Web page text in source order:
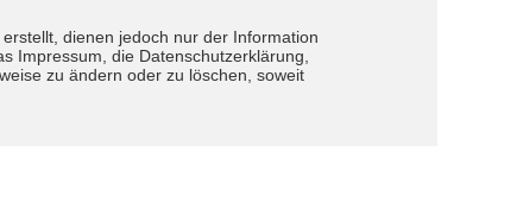
dienen jedoch nur der Information
Impressum, die Datenschutzerklärung,
zu ändern oder zu löschen, soweit